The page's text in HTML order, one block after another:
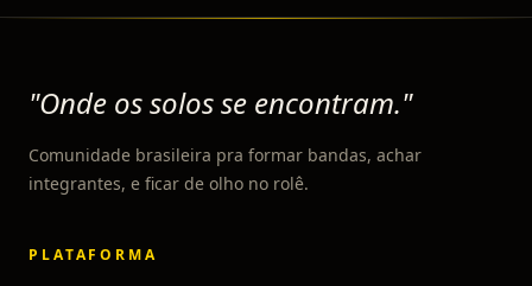
"Onde os solos se encontram."
Comunidade brasileira pra formar bandas, achar
integrantes, e ficar de olho no rolê.
PLATAFORMA